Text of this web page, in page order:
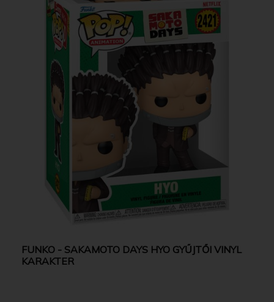
FUNKO - SAKAMOTO DAYS HYO GYŰJTŐI VINYL
KARAKTER